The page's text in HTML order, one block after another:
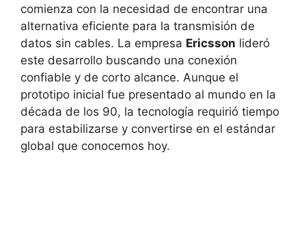
comienza con la necesidad de encontrar una
alternativa eficiente para la transmisión de
datos sin cables. La empresa Ericsson lideró
este desarrollo buscando una conexión
confiable y de corto alcance. Aunque el
prototipo inicial fue presentado al mundo en la
década de los 90, la tecnología requirió tiempo
para estabilizarse y convertirse en el estándar
global que conocemos hoy.